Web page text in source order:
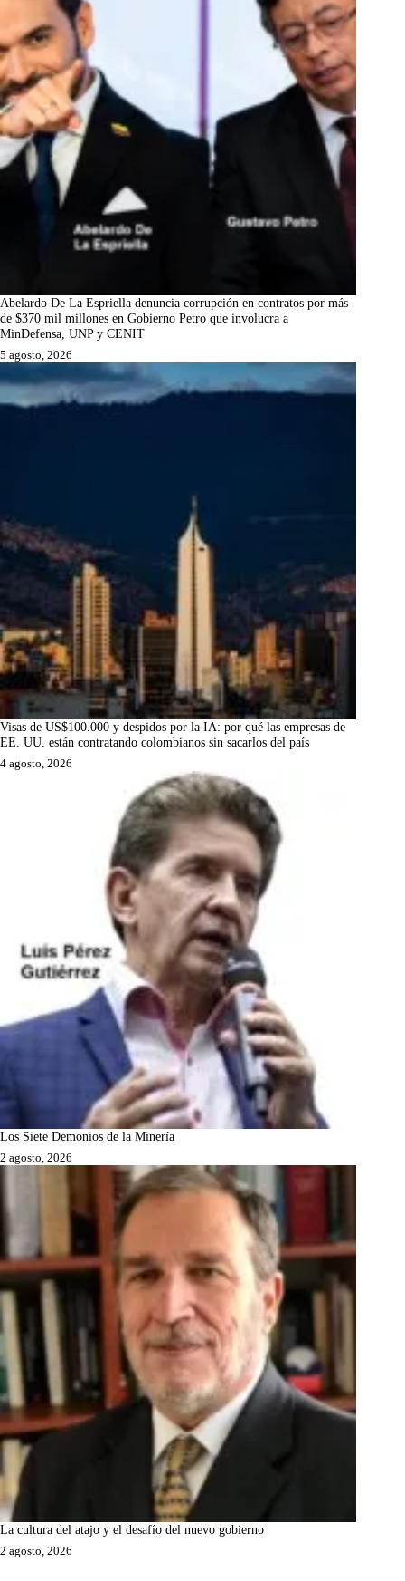
Abelardo De La Espriella denuncia corrupción en contratos por más
de $370 mil millones en Gobierno Petro que involucra a
MinDefensa, UNP y CENIT
5 agosto, 2026
Visas de US$100.000 y despidos por la IA: por qué las empresas de
EE. UU. están contratando colombianos sin sacarlos del país
4 agosto, 2026
Los Siete Demonios de la Minería
2 agosto, 2026
La cultura del atajo y el desafío del nuevo gobierno
2 agosto, 2026